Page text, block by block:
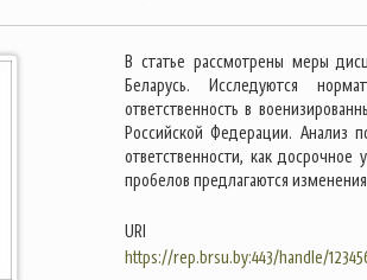
В статье рассмотрены меры
Беларусь. Исследуются
ответственность в
Российской Федерации. Анализ
ответственности, как
пробелов предлагаются
URI
https://rep.brsu.by:443/handle/